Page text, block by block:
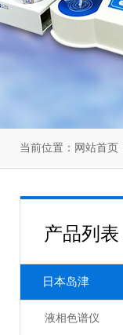
当前位置： 网站首页
产品列表
日本岛津
液相色谱仪